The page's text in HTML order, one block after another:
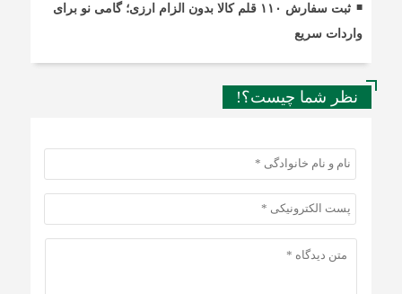
ثبت سفارش ۱۱۰ قلم کالا بدون الزام ارزی؛ گامی نو برای
واردات سریع
نظر شما چیست؟!